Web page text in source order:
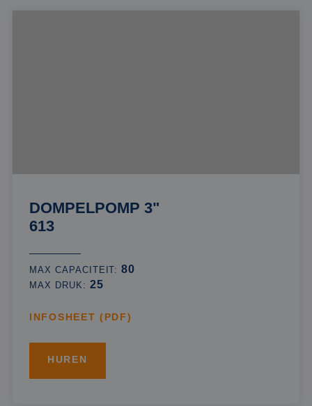
DOMPELPOMP 3"
613
MAX CAPACITEIT:80
MAX DRUK: 25
INFOSHEET (PDF)
HUREN